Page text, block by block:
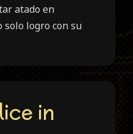
atado en
solo logro con su
in